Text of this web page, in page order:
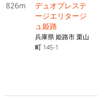
826m
デュオプレステ
ージエリタージ
ュ姫路
兵庫県 姫路市 栗山
町 145-1